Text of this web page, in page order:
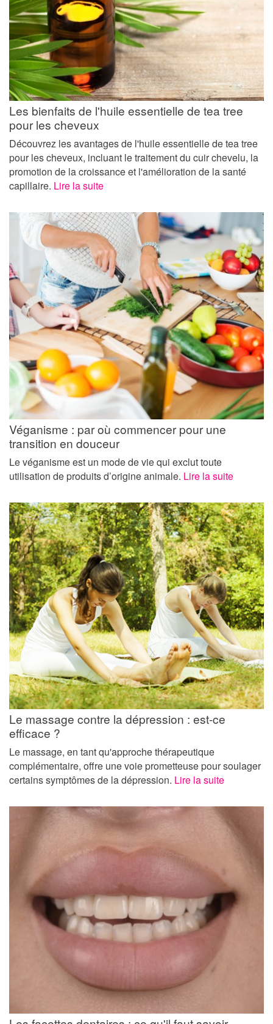
Les bienfaits de l'huile essentielle de tea tree
pour les cheveux
Découvrez les avantages de l'huile essentielle de tea tree
pour les cheveux, incluant le traitement du cuir chevelu, la
promotion de la croissance et l'amélioration de la santé
capillaire. Lire la suite
Véganisme : par où commencer pour une
transition en douceur
Le véganisme est un mode de vie qui exclut toute
utilisation de produits d’origine animale. Lire la suite
Le massage contre la dépression : est-ce
efficace ?
Le massage, en tant qu'approche thérapeutique
complémentaire, offre une voie prometteuse pour soulager
certains symptômes de la dépression. Lire la suite